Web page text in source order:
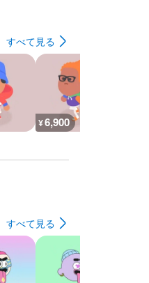
すべて見る
¥6,900
すべて見る